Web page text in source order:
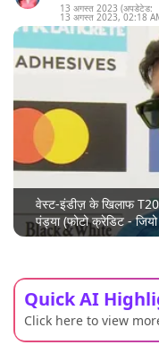
13 अगस्त 2023 (अपडेटेड:
13 अगस्त 2023, 02:18
वेस्ट-इंडीज़ के खिलाफ T20I
पंड्या (फोटो क्रेडिट - जियो
Quick AI
Click here to view